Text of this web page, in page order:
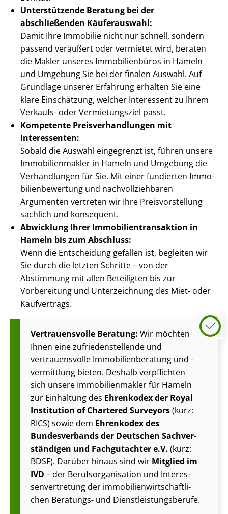
Unterstützende Beratung bei der
abschließenden Käuferauswahl:
Damit Ihre Immobilie nicht nur schnell, sondern
passend veräußert oder vermietet wird, beraten
die Makler unseres Immobilienbüros in Hameln
und Umgebung Sie bei der finalen Auswahl. Auf
Grundlage unserer Erfahrung erhalten Sie eine
klare Einschätzung, welcher Interessent zu Ihrem
Verkaufs- oder Vermietungsziel passt.
Kompetente Preis­ver­hand­lun­gen mit
Interessenten:
Sobald die Auswahl eingegrenzt ist, führen unsere
Im­mo­bi­li­en­mak­ler in Hameln und Umgebung die
Verhandlungen für Sie. Mit einer fundierten Im­mo­
bi­li­en­be­wer­tung und nach­voll­zieh­ba­ren
Argumenten vertreten wir Ihre Preis­vor­stel­lung
sachlich und konsequent.
Abwicklung Ihrer Im­mo­bi­li­en­trans­ak­ti­on in
Hameln bis zum Abschluss:
Wenn die Entscheidung gefallen ist, begleiten wir
Sie durch die letzten Schritte – von der
Abstimmung mit allen Beteiligten bis zur
Vorbereitung und Unterzeichnung des Miet- oder
Kaufvertrags.
Vertrauensvolle Beratung: Wir möchten
Ihnen eine zu­frie­den­stel­len­de und
vertrauensvolle Im­mo­bi­li­en­be­ra­tung und -
vermittlung bieten. Deshalb verpflichten
sich unsere Im­mo­bi­li­en­mak­ler für Hameln
zur Einhaltung des Ehrenkodex der Royal
Institution of Chartered Surveyors(kurz:
RICS) sowie dem Ehrenkodex des
Bundesverbands der Deutschen Sach­ver­
stän­di­gen und Fachgutachter e.V. (kurz:
BDSF). Darüber hinaus sind wir Mitglied im
IVD – der Be­rufs­or­ga­ni­sa­ti­on und In­ter­es­
sen­ver­tre­tung der im­mo­bi­li­en­wirt­schaft­li­
chen Beratungs- und Dienst­leis­tungs­be­ru­fe.